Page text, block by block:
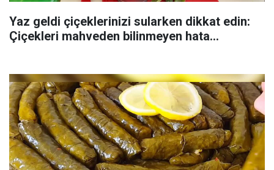
Yaz geldi çiçeklerinizi sularken dikkat edin:
Çiçekleri mahveden bilinmeyen hata...